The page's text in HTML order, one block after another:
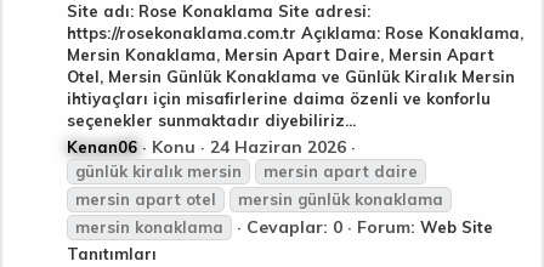
Site adı: Rose Konaklama Site adresi:
https://rosekonaklama.com.tr Açıklama: Rose Konaklama,
Mersin Konaklama, Mersin Apart Daire, Mersin Apart
Otel, Mersin Günlük Konaklama ve Günlük Kiralık Mersin
ihtiyaçları için misafirlerine daima özenli ve konforlu
seçenekler sunmaktadır diyebiliriz...
Kenan06
Konu 24 Haziran 2026
günlük kiralık mersin mersin apart daire
mersin apart otel mersin günlük konaklama
mersin konaklama Cevaplar: 0 Forum: Web Site
Tanıtımları